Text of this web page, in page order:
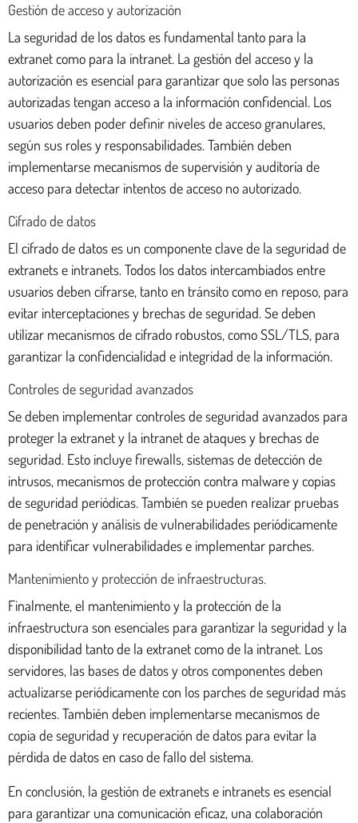
Gestión de acceso y autorización
La seguridad de los datos es fundamental tanto para la
extranet como para la intranet. La gestión del acceso y la
autorización es esencial para garantizar que solo las personas
autorizadas tengan acceso a la información confidencial. Los
usuarios deben poder definir niveles de acceso granulares,
según sus roles y responsabilidades. También deben
implementarse mecanismos de supervisión y auditoría de
acceso para detectar intentos de acceso no autorizado.
Cifrado de datos
El cifrado de datos es un componente clave de la seguridad de
extranets e intranets. Todos los datos intercambiados entre
usuarios deben cifrarse, tanto en tránsito como en reposo, para
evitar interceptaciones y brechas de seguridad. Se deben
utilizar mecanismos de cifrado robustos, como SSL/TLS, para
garantizar la confidencialidad e integridad de la información.
Controles de seguridad avanzados
Se deben implementar controles de seguridad avanzados para
proteger la extranet y la intranet de ataques y brechas de
seguridad. Esto incluye firewalls, sistemas de detección de
intrusos, mecanismos de protección contra malware y copias
de seguridad periódicas. También se pueden realizar pruebas
de penetración y análisis de vulnerabilidades periódicamente
para identificar vulnerabilidades e implementar parches.
Mantenimiento y protección de infraestructuras.
Finalmente, el mantenimiento y la protección de la
infraestructura son esenciales para garantizar la seguridad y la
disponibilidad tanto de la extranet como de la intranet. Los
servidores, las bases de datos y otros componentes deben
actualizarse periódicamente con los parches de seguridad más
recientes. También deben implementarse mecanismos de
copia de seguridad y recuperación de datos para evitar la
pérdida de datos en caso de fallo del sistema.
En conclusión, la gestión de extranets e intranets es esencial
para garantizar una comunicación eficaz, una colaboración